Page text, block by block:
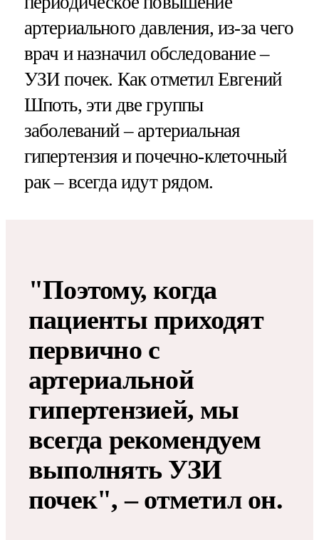
артериального давления, из-за чего
врач и назначил обследование –
УЗИ почек. Как отметил Евгений
Шпоть, эти две группы
заболеваний – артериальная
гипертензия и почечно-клеточный
рак – всегда идут рядом.
"Поэтому, когда
пациенты приходят
первично с
артериальной
гипертензией, мы
всегда рекомендуем
выполнять УЗИ
почек", – отметил он.